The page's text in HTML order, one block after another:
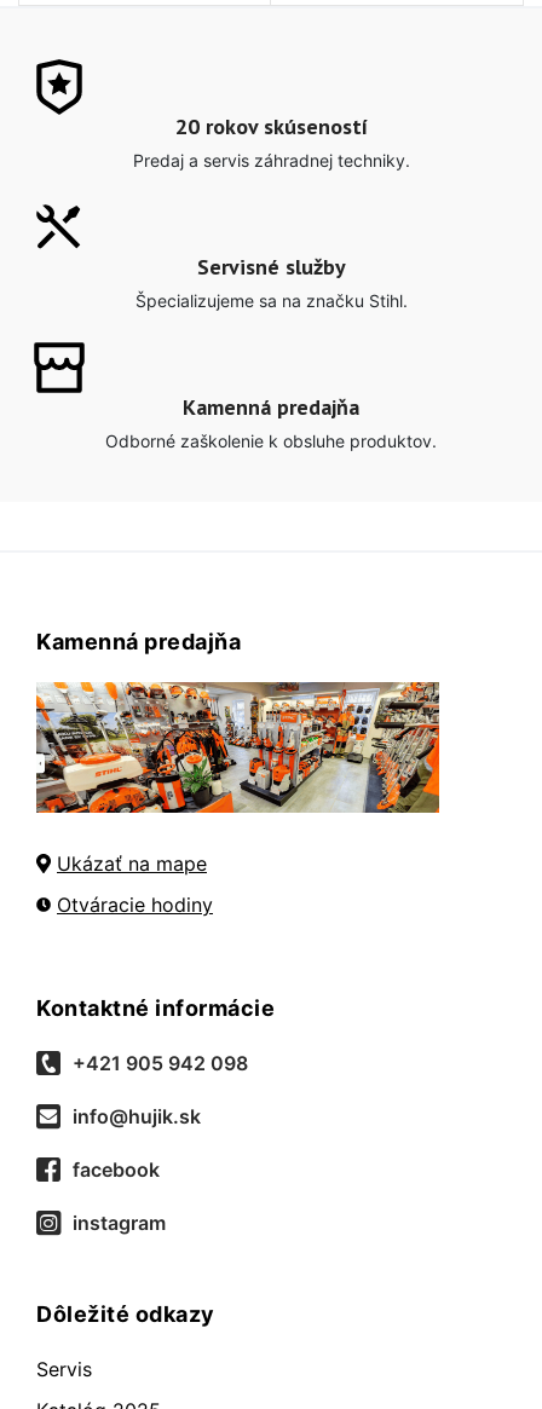
20 rokov skúseností
Predaj a servis záhradnej techniky.
Servisné služby
Špecializujeme sa na značku Stihl.
Kamenná predajňa
Odborné zaškolenie k obsluhe produktov.
Kamenná predajňa
Ukázať na mape
Otváracie hodiny
Kontaktné informácie
+421 905 942 098
info@hujik.sk
facebook
instagram
Dôležité odkazy
Servis